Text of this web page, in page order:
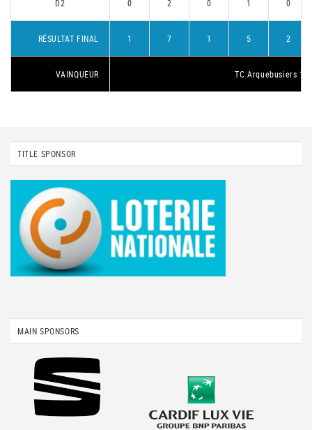
D2 0 2 0 1 0
RÉSULTAT FINAL 1 7 1 5 2
VAINQUEUR TC Arquebusiers 1
TITLE SPONSOR
MAIN SPONSORS